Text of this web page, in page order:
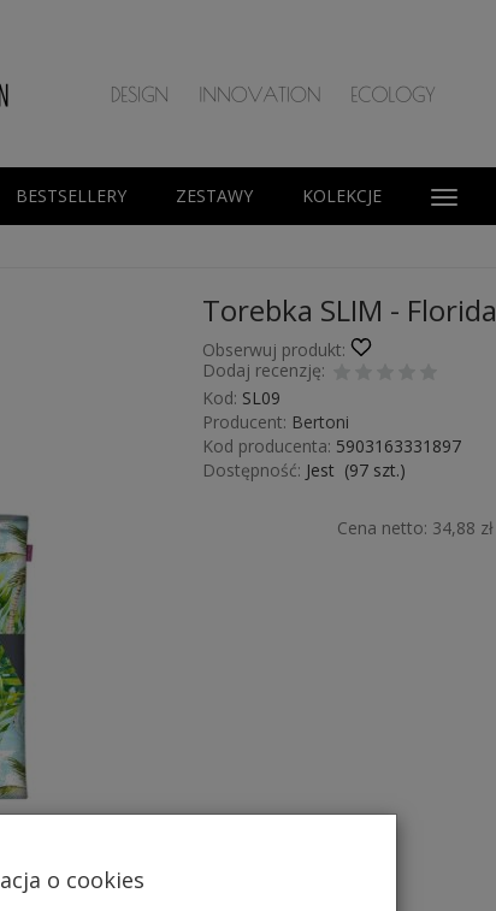
BESTSELLERY ZESTAWY KOLEKCJE
Torebka SLIM - Florida
Obserwuj produkt:
Dodaj recenzję:
Kod: SL09
Producent: Bertoni
Kod producenta: 5903163331897
Dostępność: Jest (97szt.)
Cena netto: 34,88 zł
o cookies